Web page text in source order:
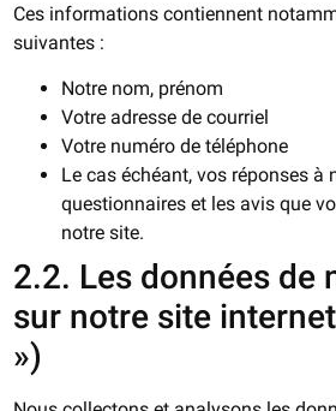
Ces informations contiennent
suivantes :
Notre nom, prénom
Votre adresse de courriel
Votre numéro de téléphone
Le cas échéant, vos réponses à
questionnaires et les avis que
notre site.
2.2. Les données de
sur notre site
»)